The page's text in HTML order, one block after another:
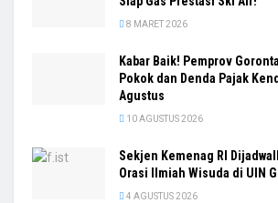
8 MARET 2026
Kabar Baik! Pemprov
Pokok dan Denda Pajak
Agustus
10 AGUSTUS 2026
Sekjen Kemenag RI
Orasi Ilmiah Wisuda di UIN
4 AGUSTUS 2026